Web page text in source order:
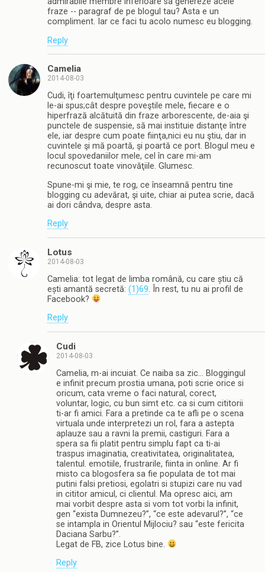
fraze -- paragraf de pe blogul tau? Asta e un
compliment. Iar ce faci tu acolo numesc eu blogging.
Reply
Camelia
2014-08-03
Cudi, îţi foartemulţumesc pentru cuvintele pe care mi
le-ai spus;cât despre poveştile mele, fiecare e o
hiperfrază alcătuită din fraze arborescente, de-aia şi
punctele de suspensie, să mai instituie distanţe între
ele, iar despre cum poate fiinţa,nici eu nu ştiu, dar in
cuvintele şi mă poartă, şi poartă ce port. Blogul meu e
locul spovedaniilor mele, cel în care mi-am
recunoscut toate vinovăţiile. Glumesc.
Spune-mi şi mie, te rog, ce înseamnă pentru tine
blogging cu adevărat, şi uite, chiar ai putea scrie, dacă
ai dori cândva, despre asta.
Reply
Lotus
2014-08-03
Camelia: tot legat de limba română, cu care știu că
ești amantă secretă: (1)69. În rest, tu nu ai profil de
Facebook?
Reply
Cudi
2014-08-03
Camelia, m-ai incuiat. Ce naiba sa zic… Bloggingul
e infinit precum prostia umana, poti scrie orice si
oricum, cata vreme o faci natural, corect,
voluntar, logic, cu bun simt etc. ca si cum cititorii
ti-ar fi amici. Fara a pretinde ca te afli pe o scena
virtuala unde interpretezi un rol, fara a astepta
aplauze sau a ravni la premii, castiguri. Fara a
spera sa fii platit pentru simplu fapt ca ti-ai
traspus imaginatia, creativitatea, originalitatea,
talentul. emotiile, frustrarile, fiinta in online. Ar fi
misto ca blogosfera sa fie populata de tot mai
putini falsi pretiosi, egolatri si stupizi care nu vad
in cititor amicul, ci clientul. Ma opresc aici, am
mai vorbit despre asta si vom tot vorbi la infinit,
gen “exista Dumnezeu?”, “ce este adevarul?”, “ce
se intampla in Orientul Mijlociu? sau “este fericita
Daciana Sarbu?”.
Legat de FB, zice Lotus bine.
Reply